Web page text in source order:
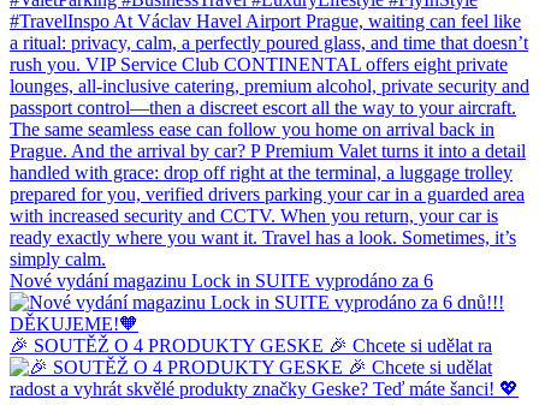
Nové vydání magazinu Lock in SUITE vyprodáno za 6
🎉 SOUTĚŽ O 4 PRODUKTY GESKE 🎉 Chcete si udělat ra